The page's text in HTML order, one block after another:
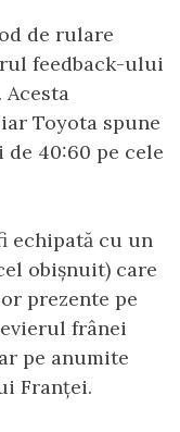
de rulare
feedback-ului
Toyota spune
40:60 pe cele
echipată cu un
obișnuit) care
prezente pe
frânei
pe anumite
Franței.